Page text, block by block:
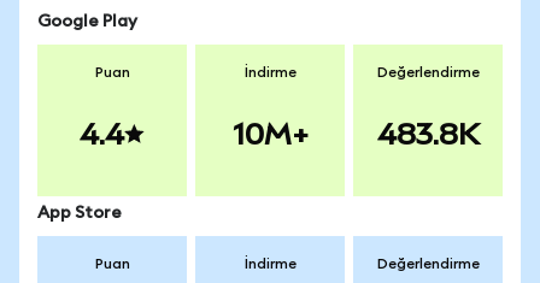
Google Play
Puan
4.4
İndirme
10M+
Değerlendirme
483.8K
App Store
Puan İndirme Değerlendirme